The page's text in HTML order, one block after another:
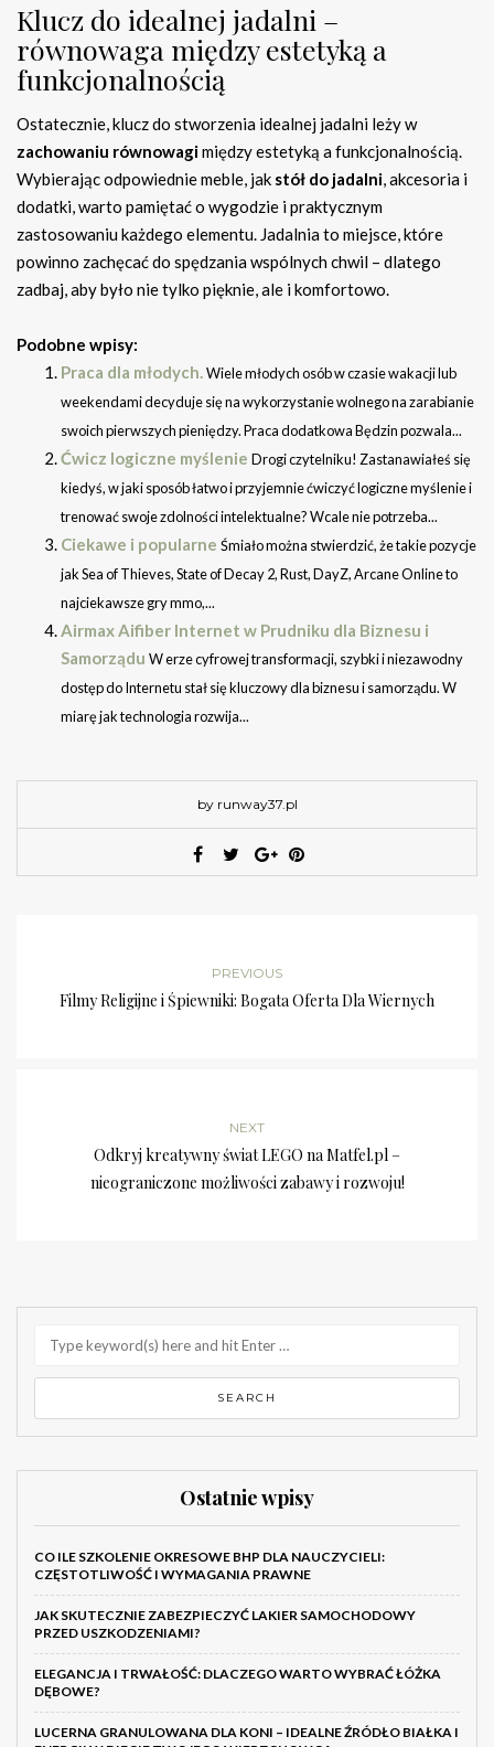
Klucz do idealnej jadalni –
równowaga między estetyką a
funkcjonalnością
Ostatecznie, klucz do stworzenia idealnej jadalni leży w
zachowaniu równowagimiędzy estetyką a funkcjonalnością.
Wybierając odpowiednie meble, jak stół do jadalni, akcesoria i
dodatki, warto pamiętać o wygodzie i praktycznym
zastosowaniu każdego elementu. Jadalnia to miejsce, które
powinno zachęcać do spędzania wspólnych chwil – dlatego
zadbaj, aby było nie tylko pięknie, ale i komfortowo.
Podobne wpisy:
Praca dla młodych.Wiele młodych osób w czasie wakacji lub
weekendami decyduje się na wykorzystanie wolnego na zarabianie
swoich pierwszych pieniędzy. Praca dodatkowa Będzin pozwala...
Ćwicz logiczne myślenie Drogi czytelniku! Zastanawiałeś się
kiedyś, w jaki sposób łatwo i przyjemnie ćwiczyć logiczne myślenie i
trenować swoje zdolności intelektualne? Wcale nie potrzeba...
Ciekawe i popularne Śmiało można stwierdzić, że takie pozycje
jak Sea of Thieves, State of Decay 2, Rust, DayZ, Arcane Online to
najciekawsze gry mmo,...
Airmax Aifiber Internet w Prudniku dla Biznesu i
Samorządu W erze cyfrowej transformacji, szybki i niezawodny
dostęp do Internetu stał się kluczowy dla biznesu i samorządu. W
miarę jak technologia rozwija...
by runway37.pl
PREVIOUS
Filmy Religijne i Śpiewniki: Bogata Oferta Dla Wiernych
NEXT
Odkryj kreatywny świat LEGO na Matfel.pl –
nieograniczone możliwości zabawy i rozwoju!
Ostatnie wpisy
CO ILE SZKOLENIE OKRESOWE BHP DLA NAUCZYCIELI:
CZĘSTOTLIWOŚĆ I WYMAGANIA PRAWNE
JAK SKUTECZNIE ZABEZPIECZYĆ LAKIER SAMOCHODOWY
PRZED USZKODZENIAMI?
ELEGANCJA I TRWAŁOŚĆ: DLACZEGO WARTO WYBRAĆ ŁÓŻKA
DĘBOWE?
LUCERNA GRANULOWANA DLA KONI – IDEALNE ŹRÓDŁO BIAŁKA I